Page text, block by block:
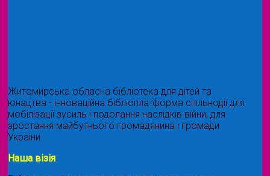
Житомирська обласна бібліотека для дітей та
юнацтва - інноваційна бібліоплатформа спільнодії для
мобілізації зусиль і подолання наслідків війни, для
зростання майбутнього громадянина і громади
України.
Наша візія